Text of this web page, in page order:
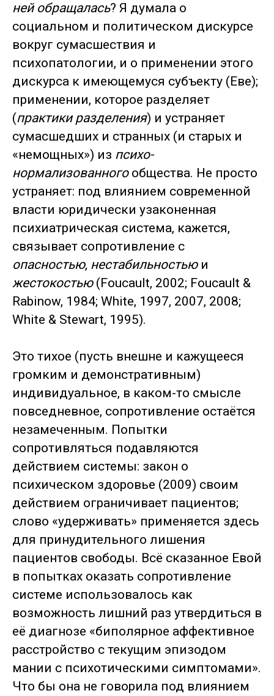
ней обращалась? Я думала о
социальном и политическом дискурсе
вокруг сумасшествия и
психопатологии, и о применении этого
дискурса к имеющемуся субъекту (Еве);
применении, которое разделяет
(практики разделения) и устраняет
сумасшедших и странных (и старых и
«немощных») из психо-
нормализованногообщества. Не просто
устраняет: под влиянием современной
власти юридически узаконенная
психиатрическая система, кажется,
связывает сопротивление с
опасностью, нестабильностьюи
жестокостью(Foucault, 2002; Foucault &
Rabinow, 1984; White, 1997, 2007, 2008;
White & Stewart, 1995).
Это тихое (пусть внешне и кажущееся
громким и демонстративным)
индивидуальное, в каком-то смысле
повседневное, сопротивление остаётся
незамеченным. Попытки
сопротивляться подавляются
действием системы: закон о
психическом здоровье (2009) своим
действием ограничивает пациентов;
слово «удерживать» применяется здесь
для принудительного лишения
пациентов свободы. Всё сказанное Евой
в попытках оказать сопротивление
системе использовалось как
возможность лишний раз утвердиться в
её диагнозе «биполярное аффективное
расстройство с текущим эпизодом
мании с психотическими симптомами».
Что бы она не говорила под влиянием